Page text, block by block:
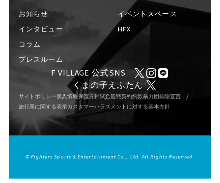
NEWS お知らせ
INTERVIEW インタビュー
COLUMNS コラム
FAQ よくある質問
お知らせ
インタビュー
コラム
プレスルーム
イベントスペース
HFX
F VILLAGE 公式SNS
くまの子えふたん
サイトポリシー個人情報保護方針試合観戦契約約款暴力団排除宣言
旅行業に関する表示カスタマーハラスメントに対する基本方針
© Fighters Sports & Entertainment Co., Ltd. All Rights Reserved.